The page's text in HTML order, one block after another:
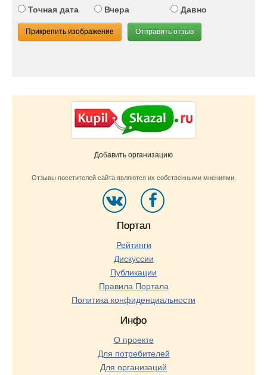
Точная дата
Вчера Давно
Прикрепить изображение Отправить отзыв
Добавить организацию
Отзывы посетителей сайта являются их собственными мнениями.
Портал
Рейтинги
Дискуссии
Публикации
Правила Портала
Политика конфиденциальности
Инфо
О проекте
Для потребителей
Для организаций